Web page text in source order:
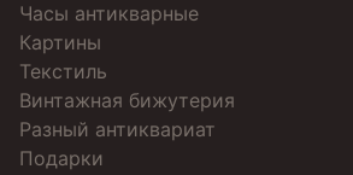
Часы антикварные
Картины
Текстиль
Винтажная бижутерия
Разный антиквариат
Подарки